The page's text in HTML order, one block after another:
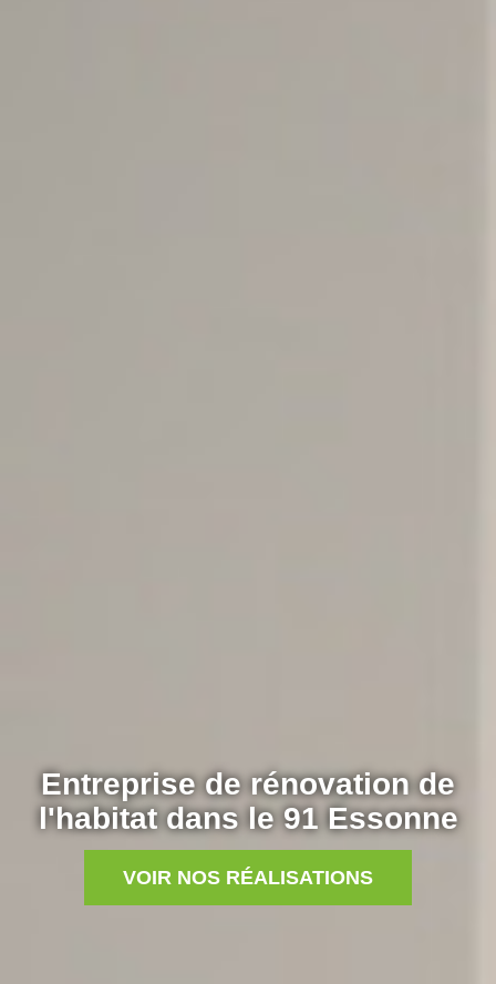
Entreprise de rénovation de
l'habitat dans le 91 Essonne
VOIR NOS RÉALISATIONS